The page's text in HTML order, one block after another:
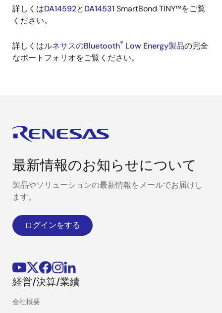
詳しくはDA14592とDA14531 SmartBond TINY™をご覧
ください。
詳しくはルネサスのBluetooth® Low Energy製品の完全
なポートフォリオをご覧ください。
最新情報のお知らせについて
製品やソリューションの最新情報をメールでお届けし
ます。
ログインをする
経営/決算/業績
会社概要